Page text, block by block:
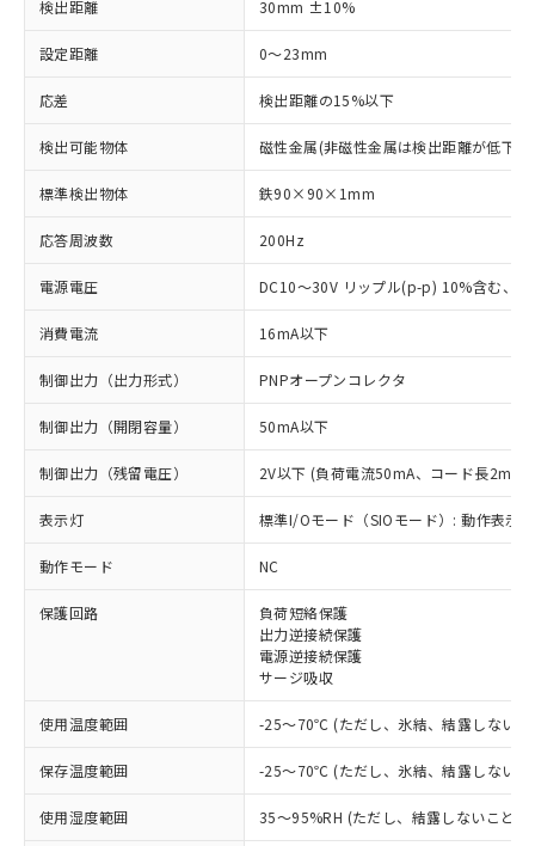
検出距離 30mm ±10%
設定距離 0～23mm
応差 検出距離の15%以下
検出可能物体 磁性金属(非磁性金属は検出距離が低下し
標準検出物体 鉄90×90×1mm
応答周波数 200Hz
電源電圧 DC10～30V リップル(p-p) 10%含む、
消費電流 16mA以下
制御出力（出力形式） PNPオープンコレクタ
制御出力（開閉容量） 50mA以下
制御出力（残留電圧） 2V以下 (負荷電流50mA、コード長2m時)
表示灯 標準I/Oモード（SIOモード）: 動作表示
動作モード NC
保護回路
負荷短絡保護
出力逆接続保護
電源逆接続保護
サージ吸収
使用温度範囲 -25～70℃ (ただし、氷結、結露しないこ
保存温度範囲 -25～70℃ (ただし、氷結、結露しないこ
使用湿度範囲 35～95%RH (ただし、結露しないこと)
ご利用条件
以下の条件をお読みいただき、同意のうえ
ご利用ください。
※1 対応状況
対応済み：EU RoHS指令（10物質）の
非含有に対応した製品が提供可能な商品で
対応予定：EU RoHS指令（10物質）の非含
有に対応した製品に切り替える予定のある
商品です。
対応予定なし：EU RoHS指令（10物質）の
非含有に非対応の商品で、対応品を出す予